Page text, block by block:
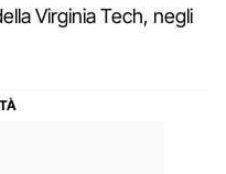
Virginia Tech, negli